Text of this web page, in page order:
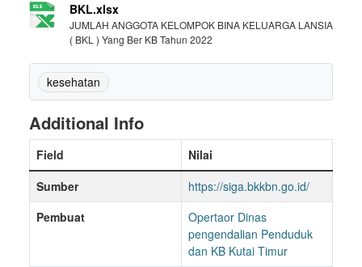
BKL.xlsx
JUMLAH ANGGOTA KELOMPOK BINA KELUARGA LANSIA
( BKL ) Yang Ber KB Tahun 2022
kesehatan
Additional Info
Field
Nilai
Sumber
https://siga.bkkbn.go.id/
Pembuat
Opertaor Dinas
pengendalian Penduduk
dan KB Kutai Timur